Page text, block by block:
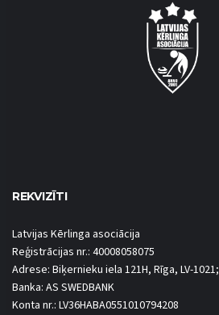
REKVIZĪTI
Latvijas Kērlinga asociācija
Reģistrācijas nr.: 40008058075
Adrese: Biķernieku iela 121H, Rīga, LV-1021;
Banka: AS SWEDBANK
Konta nr.: LV36HABA0551010794208